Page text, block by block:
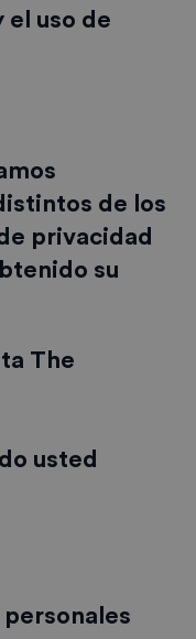
uso de
de los
privacidad
su
The
usted